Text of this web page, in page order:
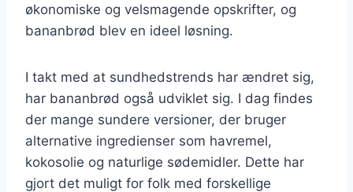
økonomiske og velsmagende opskrifter, og
bananbrød blev en ideel løsning.
I takt med at sundhedstrends har ændret sig,
har bananbrød også udviklet sig. I dag findes
der mange sundere versioner, der bruger
alternative ingredienser som havremel,
kokosolie og naturlige sødemidler. Dette har
gjort det muligt for folk med forskellige